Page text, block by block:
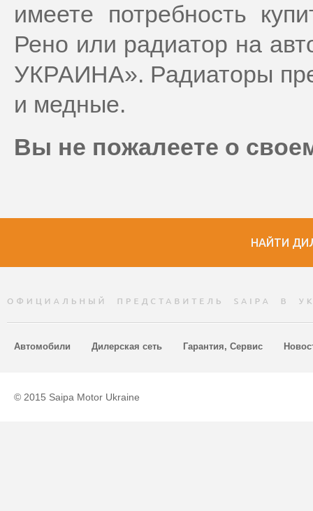
имеете потребность
Рено или радиатор на
УКРАИНА». Радиаторы
и медные.
Вы не пожалеете о
НАЙТИ
Автомобили Дилерская сеть Гарантия, Сервис
© 2015 Saipa Motor Ukraine